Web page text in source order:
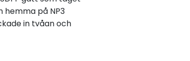
hemma på NP3
in tvåan och